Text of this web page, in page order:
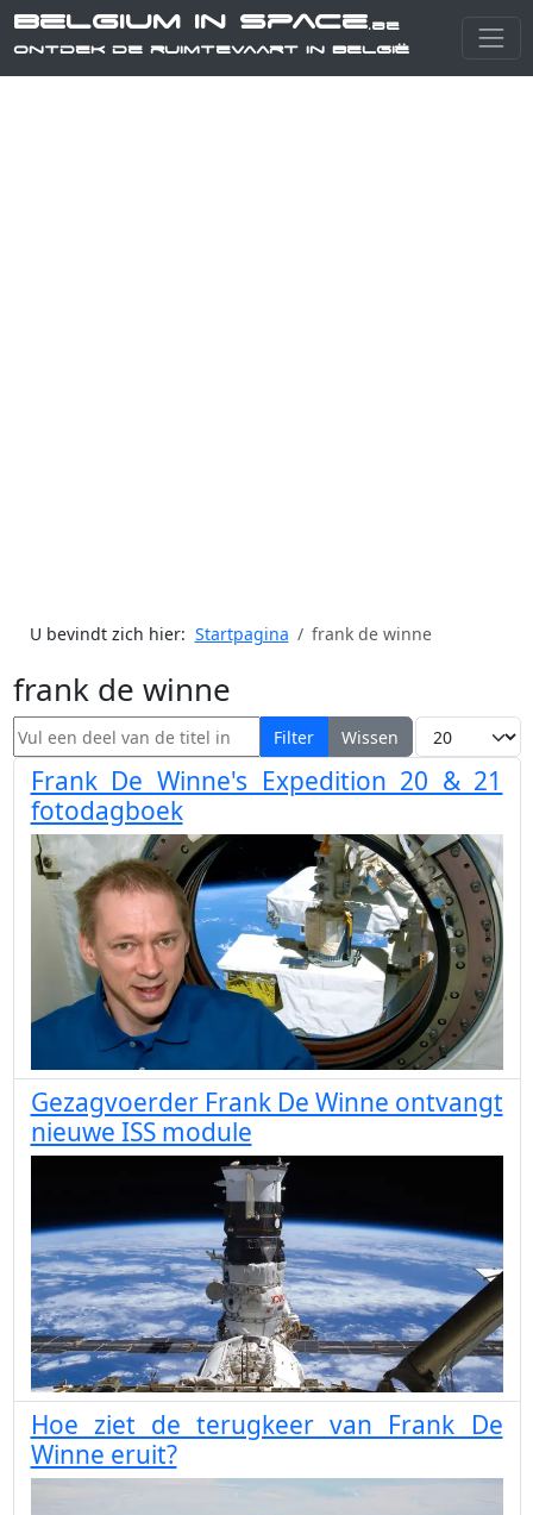
Belgium in Space.be
Ontdek de ruimtevaart in België
U bevindt zich hier: Startpagina frank de winne
frank de winne
Vul een deel van de titel in Filter Wissen Toon #
Frank De Winne's Expedition 20 & 21
fotodagboek
Gezagvoerder Frank De Winne ontvangt
nieuwe ISS module
Hoe ziet de terugkeer van Frank De
Winne eruit?